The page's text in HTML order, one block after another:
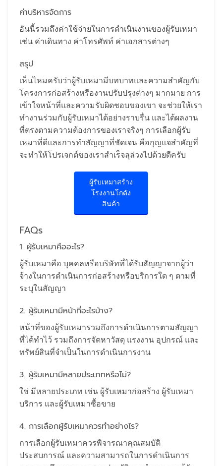
ค่าบริหารจัดการ
อันนี้รวมถึงค่าใช้จ่ายในการดำเนินงานของผู้รับเหมา
เช่น ค่าเดินทาง ค่าโทรศัพท์ ค่าเอกสารต่างๆ
สรุป
เห็นไหมครับว่าผู้รับเหมามีบทบาทและความสำคัญกับ
โครงการก่อสร้างหรืองานปรับปรุงต่างๆ มากมาย การ
เข้าใจหน้าที่และความรับผิดชอบของเขา จะช่วยให้เรา
ทำงานร่วมกับผู้รับเหมาได้อย่างราบรื่น และได้ผลงาน
ที่ตรงตามความต้องการของเราจริงๆ การเลือกผู้รับ
เหมาที่ดีและการทำสัญญาที่ชัดเจน คือกุญแจสำคัญที่
จะทำให้โปรเจกต์ของเราสำเร็จลุล่วงไปด้วยดีครับ
ผู้รับเหมาสร้าง
โรงงานโกดัง
สินค้า
FAQs
1. ผู้รับเหมาคืออะไร?
ผู้รับเหมาคือ บุคคลหรือบริษัทที่ได้รับสัญญาจากผู้ว่า
จ้างในการดำเนินการก่อสร้างหรือบริการใด ๆ ตามที่
ระบุในสัญญา
2. ผู้รับเหมามีหน้าที่อะไรบ้าง?
หน้าที่ของผู้รับเหมารวมถึงการดำเนินการตามสัญญา
ที่ได้ทำไว้ รวมถึงการจัดหาวัสดุ แรงงาน อุปกรณ์ และ
ทรัพย์สินที่จำเป็นในการดำเนินการงาน
3. ผู้รับเหมามีหลายประเภทหรือไม่?
ใช่ มีหลายประเภท เช่น ผู้รับเหมาก่อสร้าง ผู้รับเหมา
บริการ และผู้รับเหมาซื้อขาย
4. การเลือกผู้รับเหมาควรทำอย่างไร?
การเลือกผู้รับเหมาควรพิจารณาคุณสมบัติ
ประสบการณ์ และความสามารถในการดำเนินการ